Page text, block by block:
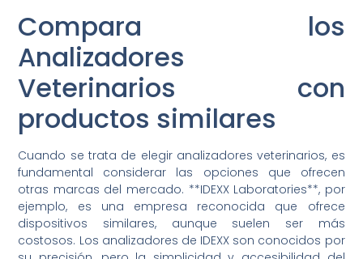
Compara los
Analizadores
Veterinarios con
productos similares
Cuando se trata de elegir analizadores veterinarios, es
fundamental considerar las opciones que ofrecen
otras marcas del mercado. **IDEXX Laboratories**, por
ejemplo, es una empresa reconocida que ofrece
dispositivos similares, aunque suelen ser más
costosos. Los analizadores de IDEXX son conocidos por